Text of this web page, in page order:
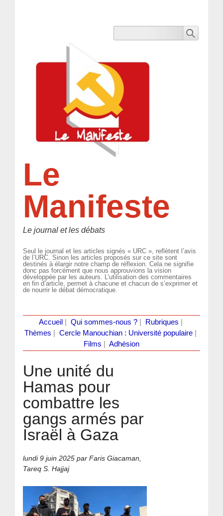
Le
Manifeste
Le journal et les débats
Seul le journal et les articles signés « URC », reflètent l’avis
de l’URC. Sinon les articles proposés sur ce site sont
destinés à élargir notre champ de réflexion. Cela ne signifie
donc pas forcément que nous approuvions la vision
développée par les auteurs. L’utilisation des commentaires
en fin d’article, permet à chacune et chacun de s’exprimer et
de nourrir le débat démocratique.
Accueil Qui sommes-nous ?| Rubriques
Thèmes
Cercle Manouchian : Université populaire
Films
Adhésion
Une unité du
Hamas pour
combattre les
gangs armés par
Israël à Gaza
lundi 9 juin 2025 par Faris Giacaman,
Tareq S. Hajjaj